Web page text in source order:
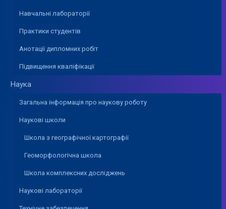
Навчальні лабораторії
Практики студентів
Анотації дипломних робіт
Підвищення кваліфікації
Наука
Загальна інформація про наукову роботу
Наукові школи
Школа з географічної картографії
Геоморфологічна школа
Школа комплексних досліджень
Наукові лабораторії